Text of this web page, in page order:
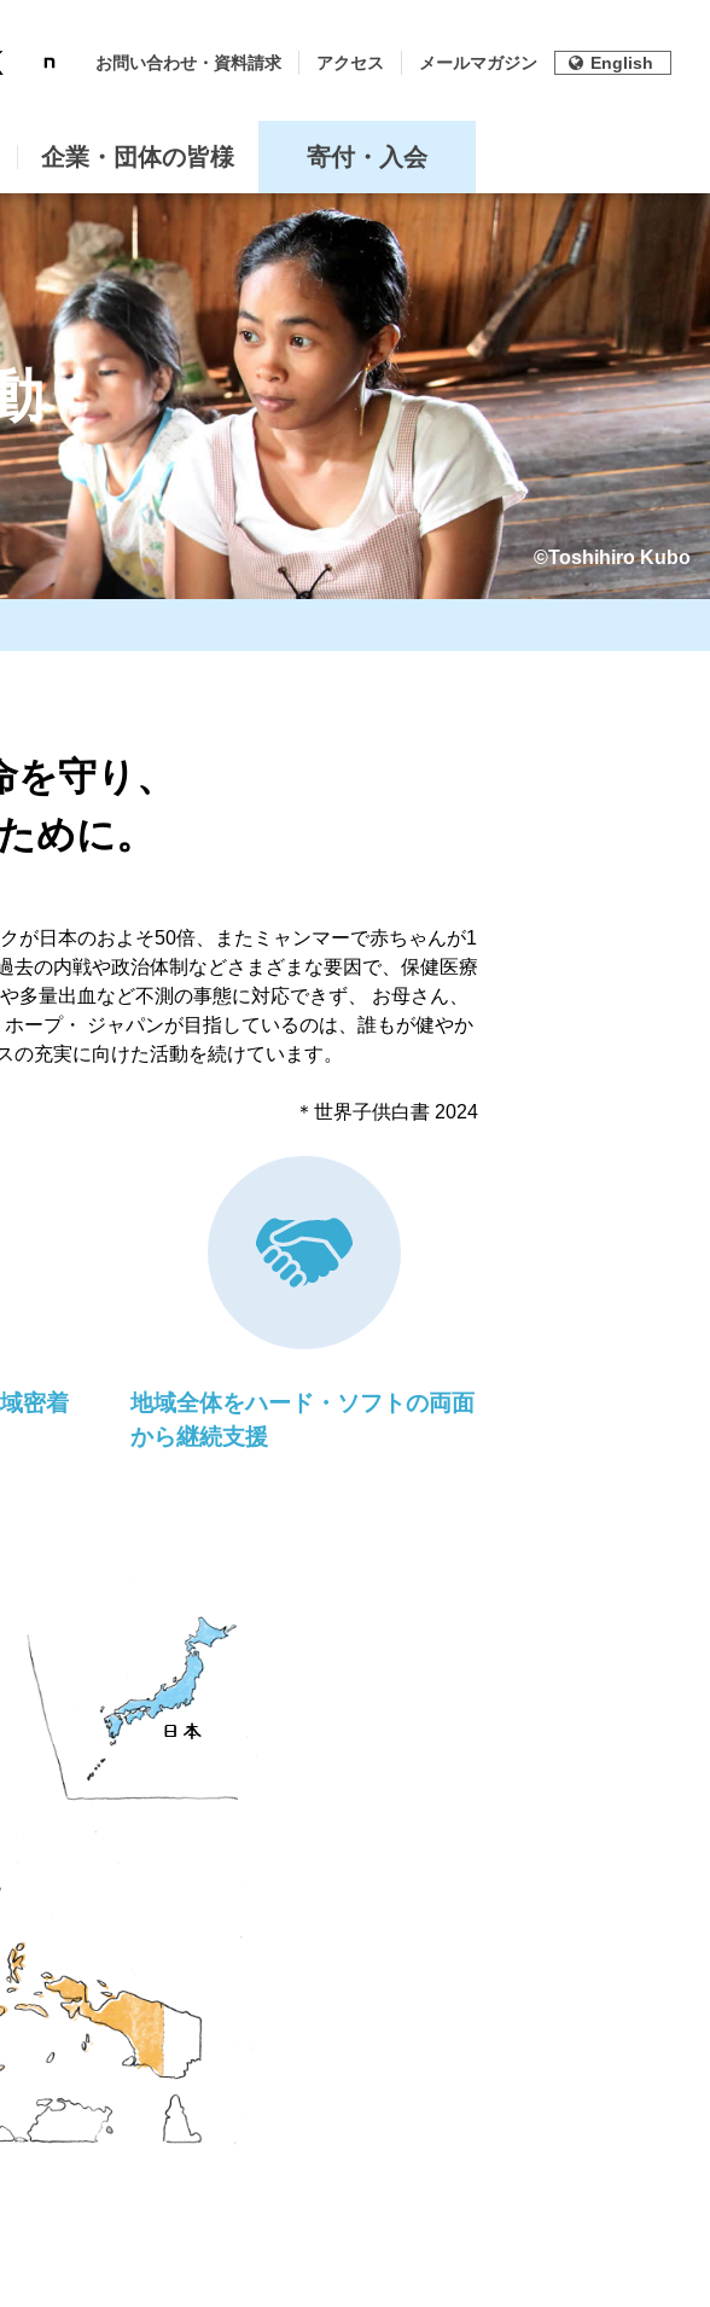
企業・団体の皆様 寄付・入会
お問い合わせ・資料請求 アクセス メールマガジン English
©Toshihiro Kubo
守り、
めに。
が日本のおよそ50倍、またミャンマーで赤ちゃんが1
去の内戦や政治体制などさまざまな要因で、保健医療
量出血など不測の事態に対応できず、 お母さん、
ープ・ ジャパンが目指しているのは、誰もが健やか
充実に向けた活動を続けています。
＊世界子供白書 2024
密着
地域全体をハード・ソフトの両面
から継続支援